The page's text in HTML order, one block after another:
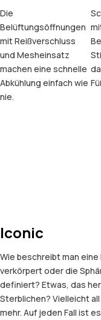
Die
Belüftungsöffnungen
mit Reißverschluss
und Mesheinsatz
machen eine schnelle
Abkühlung einfach wie
nie.
Iconic
Wie beschreibt man
verkörpert oder die
definiert? Etwas, das
Sterblichen? Vielleicht
mehr. Auf jeden Fall ist